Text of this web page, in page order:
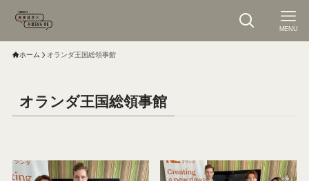
MENU
ホーム オランダ王国総領事館
オランダ王国総領事館